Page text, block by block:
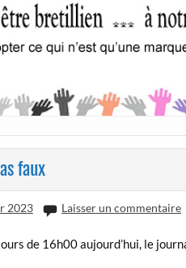
faux
2023 Laisser un commentaire
de 16h00 aujourd’hui, le